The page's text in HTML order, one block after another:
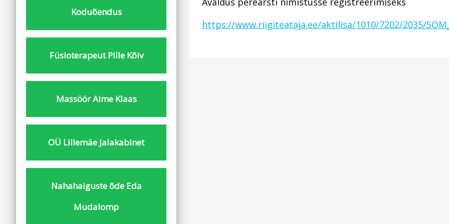
Koduõendus
Füsioterapeut Pille Kõiv
Massöör Aime Klaas
OÜ Lillemäe Jalakabinet
Nahahaiguste õde Eda
Mudalomp
https://www.riigiteataja.ee/aktilisa/1010/7202/2035/